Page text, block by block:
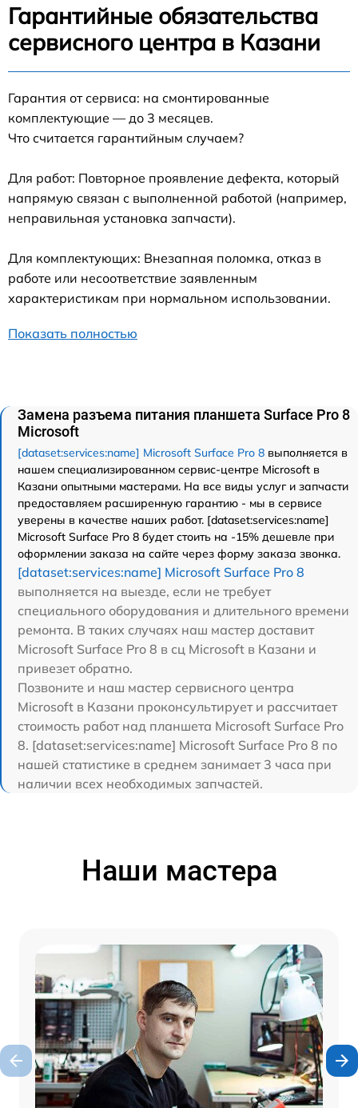
Гарантийные обязательства
сервисного центра в Казани
Гарантия от сервиса: на смонтированные
комплектующие — до 3 месяцев.
Что считается гарантийным случаем?
Для работ: Повторное проявление дефекта, который
напрямую связан с выполненной работой (например,
неправильная установка запчасти).
Для комплектующих: Внезапная поломка, отказ в
работе или несоответствие заявленным
характеристикам при нормальном использовании.
Показать полностью
Замена разъема питания планшета Surface Pro 8
Microsoft
[dataset:services:name] Microsoft Surface Pro 8 выполняется в
нашем специализированном сервис-центре Microsoft в
Казани опытными мастерами. На все виды услуг и запчасти
предоставляем расширенную гарантию - мы в сервисе
уверены в качестве наших работ. [dataset:services:name]
Microsoft Surface Pro 8 будет стоить на -15% дешевле при
оформлении заказа на сайте через форму заказа звонка.
[dataset:services:name] Microsoft Surface Pro 8
выполняется на выезде, если не требует
специального оборудования и длительного времени
ремонта. В таких случаях наш мастер доставит
Microsoft Surface Pro 8 в сц Microsoft в Казани и
привезет обратно.
Позвоните и наш мастер сервисного центра
Microsoft в Казани проконсультирует и рассчитает
стоимость работ над планшета Microsoft Surface Pro
8. [dataset:services:name] Microsoft Surface Pro 8 по
нашей статистике в среднем занимает 3 часа при
наличии всех необходимых запчастей.
Наши мастера